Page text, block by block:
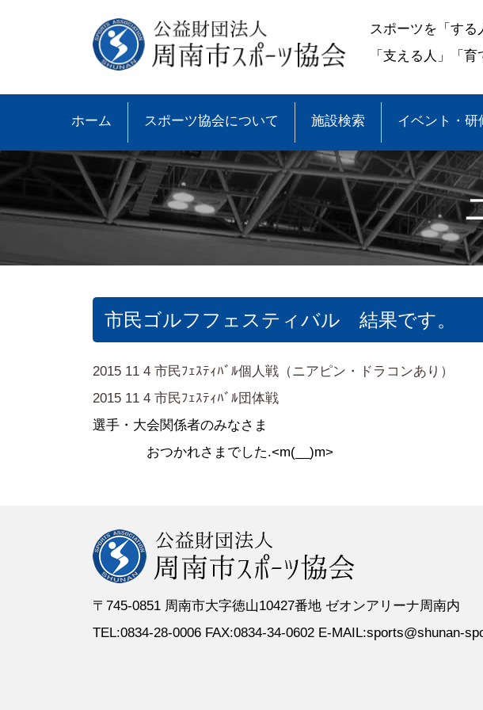
スポーツを「する
「支える人」「
ホーム スポーツ協会について
●諸規則
●専門委員会規程
施設検索 イベント・研
●大会情報＆結果
●スポーツ少年団とは
●登録スポーツ少年団
●スポーツ少年団大会情報
●スポーツ少年団諸規定
市民ゴルフフェスティバル 結果です。
2015 11 4 市民ﾌｪｽﾃｨﾊﾞﾙ個人戦（ニアピン・ドラコンあり）
2015 11 4 市民ﾌｪｽﾃｨﾊﾞﾙ団体戦
選手・大会関係者のみなさま
おつかれさまでした.<m(__)m>
〒745-0851 周南市大字徳山10427番地 ゼオンアリーナ周南内
TEL:0834-28-0006 FAX:0834-34-0602 E-MAIL:sports@shunan-